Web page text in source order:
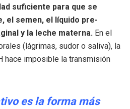
suficiente para que se
el semen, el líquido pre-
y la leche materna. En el
(lágrimas, sudor o saliva), la
hace imposible la transmisión
es la forma más